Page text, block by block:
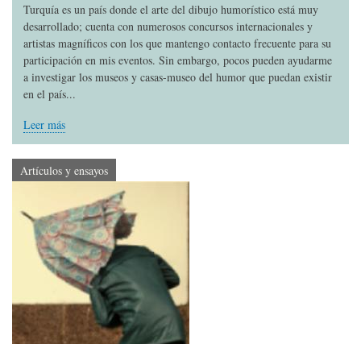
Turquía es un país donde el arte del dibujo humorístico está muy
desarrollado; cuenta con numerosos concursos internacionales y
artistas magníficos con los que mantengo contacto frecuente para su
participación en mis eventos. Sin embargo, pocos pueden ayudarme
a investigar los museos y casas-museo del humor que puedan existir
en el país...
Leer más
Artículos y ensayos